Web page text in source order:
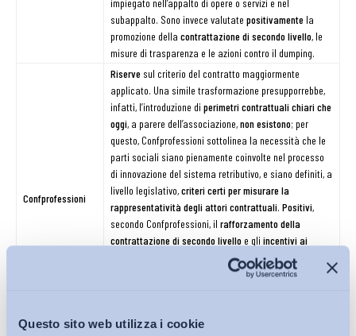
Questo sito web utilizza i cookie
impiegato nell’appalto di opere o servizi e nel
subappalto. Sono invece valutate positivamente la
promozione della contrattazione di secondo livello, le
misure di trasparenza e le azioni contro il dumping.
Confprofessioni
Riserve sul criterio del contratto maggiormente
applicato. Una simile trasformazione presupporrebbe,
infatti, l’introduzione di perimetri contrattuali chiari che
oggi, a parere dell’associazione,non esistono; per
questo, Confprofessioni sottolinea la necessità che le
parti sociali siano pienamente coinvolte nel processo
di innovazione del sistema retributivo, e siano definiti, a
livello legislativo,criteri certi per misurare la
rappresentatività degli attori contrattuali. Positivi,
secondo Confprofessioni, il rafforzamento della
contrattazione di secondo livello e gli incentivi ai
, sebbene con alcune riserve:
l’intervento diretto del Ministero del Lavoro nei settori
l’autonomia delle parti sociali.